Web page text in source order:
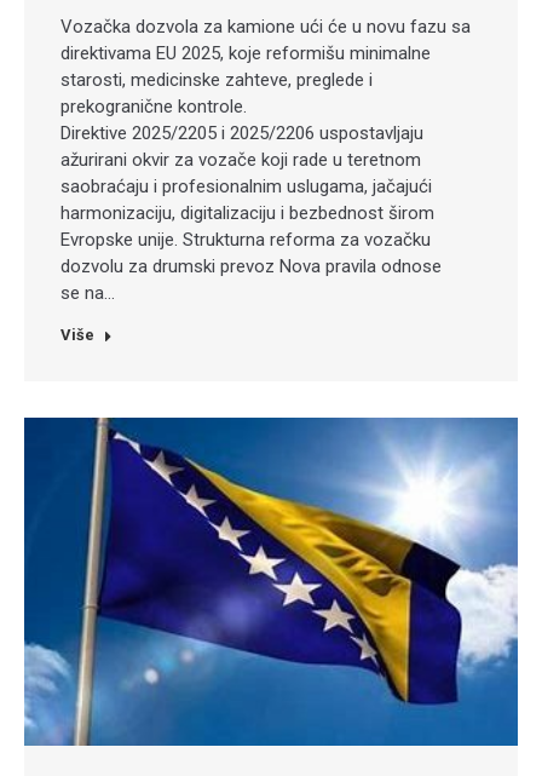
Vozačka dozvola za kamione ući će u novu fazu sa
direktivama EU 2025, koje reformišu minimalne
starosti, medicinske zahteve, preglede i
prekogranične kontrole.
Direktive 2025/2205 i 2025/2206 uspostavljaju
ažurirani okvir za vozače koji rade u teretnom
saobraćaju i profesionalnim uslugama, jačajući
harmonizaciju, digitalizaciju i bezbednost širom
Evropske unije. Strukturna reforma za vozačku
dozvolu za drumski prevoz Nova pravila odnose
se na…
Više